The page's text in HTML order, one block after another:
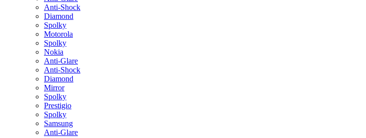
Anti-Shock
Diamond
Spolky
Motorola
Spolky
Nokia
Anti-Glare
Anti-Shock
Diamond
Mirror
Spolky
Prestigio
Spolky
Samsung
Anti-Glare